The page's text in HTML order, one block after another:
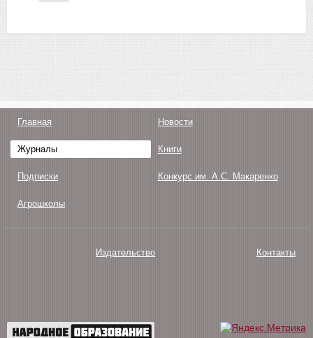
Главная Новости
Журналы Книги
Подписки Конкурс им. А.С. Макаренко
Агрошколы
Издательство Контакты